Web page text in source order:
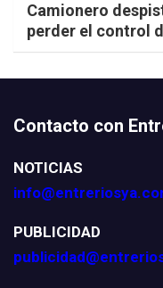
Camionero
perder el control
Contacto con
NOTICIAS
PUBLICIDAD